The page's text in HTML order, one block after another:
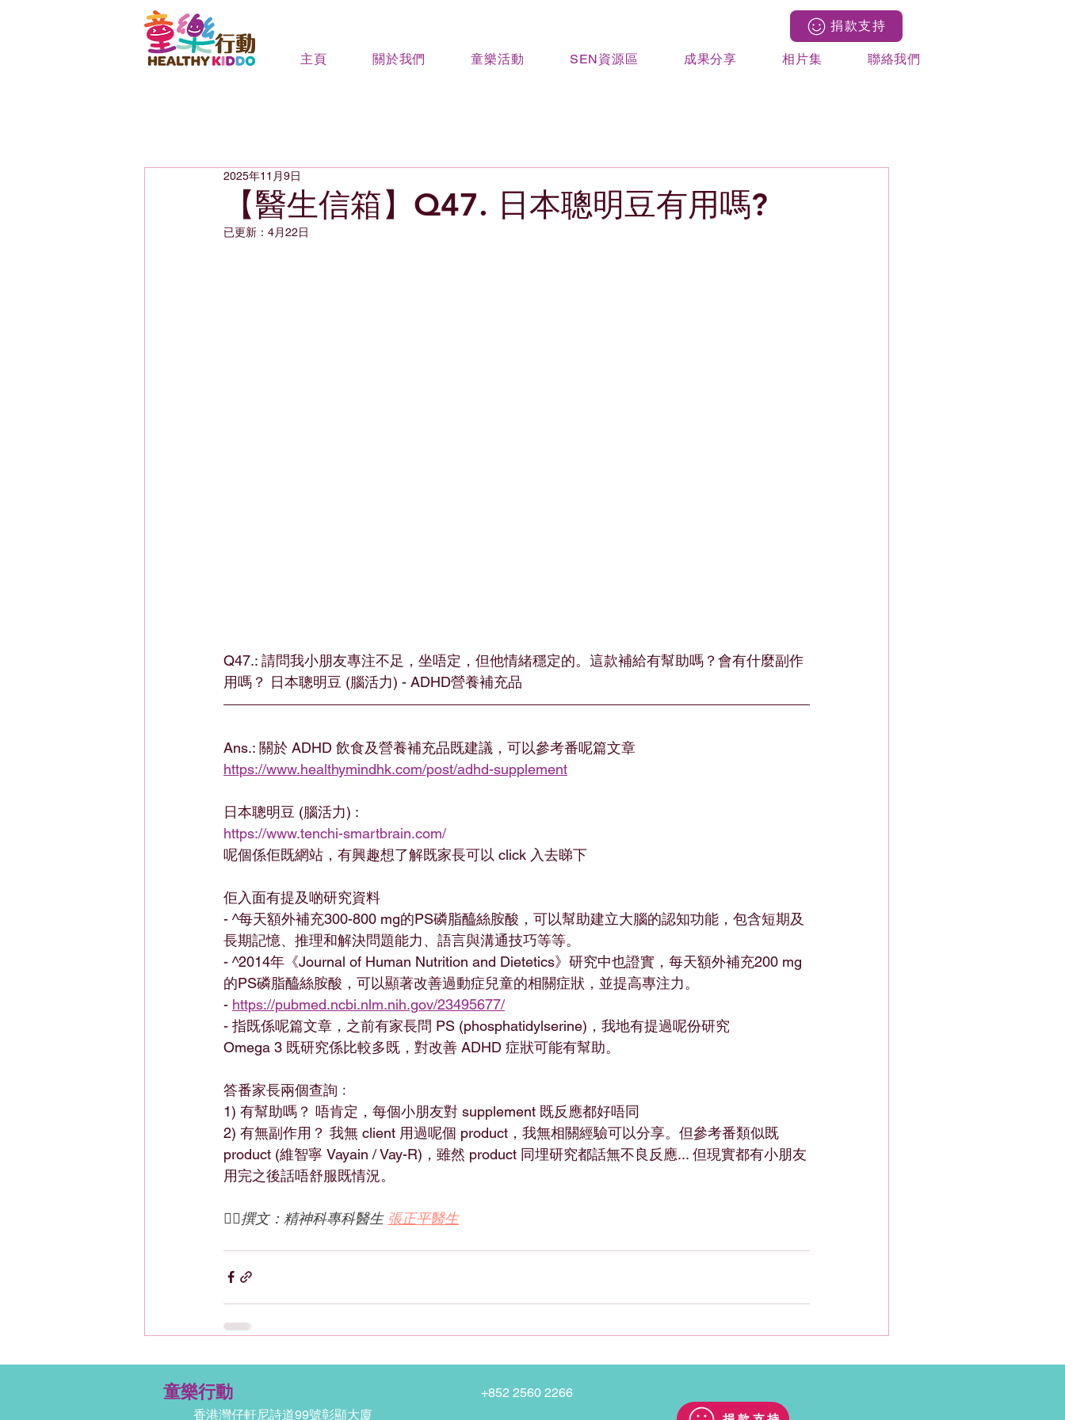
捐款支持
主頁 關於我們 童樂活動 SEN資源區 成果分享 相片集 聯絡我們
【醫生信箱】Q47. 日本聰明豆有用嗎?
2025年11月9日
已更新： 4月22日
Q47.: 請問我小朋友專注不足，坐唔定，但他情緒穩定的。這款補給有幫助嗎？會有什麼副作
用嗎？ 日本聰明豆 (腦活力) - ADHD營養補充品
Ans.: 關於 ADHD 飲食及營養補充品既建議，可以參考番呢篇文章
https://www.healthymindhk.com/post/adhd-supplement
日本聰明豆 (腦活力) :
https://www.tenchi-smartbrain.com/
呢個係佢既網站，有興趣想了解既家長可以 click 入去睇下
佢入面有提及啲研究資料
- ^每天額外補充300-800 mg的PS磷脂醯絲胺酸，可以幫助建立大腦的認知功能，包含短期及
長期記憶、推理和解決問題能力、語言與溝通技巧等等。
- ^2014年《Journal of Human Nutrition and Dietetics》研究中也證實，每天額外補充200 mg
的PS磷脂醯絲胺酸，可以顯著改善過動症兒童的相關症狀，並提高專注力。
- https://pubmed.ncbi.nlm.nih.gov/23495677/
- 指既係呢篇文章，之前有家長問 PS (phosphatidylserine)，我地有提過呢份研究
Omega 3 既研究係比較多既，對改善 ADHD 症狀可能有幫助。
答番家長兩個查詢﹕
1) 有幫助嗎？ 唔肯定，每個小朋友對 supplement 既反應都好唔同
2) 有無副作用？ 我無 client 用過呢個 product，我無相關經驗可以分享。但參考番類似既
product (維智寧 Vayain / Vay-R)，雖然 product 同埋研究都話無不良反應... 但現實都有小朋友
用完之後話唔舒服既情況。
✍🏻撰文：精神科專科醫生 張正平醫生
童樂行動
香港灣仔軒尼詩道99號彰顯大廈
+852 2560 2266